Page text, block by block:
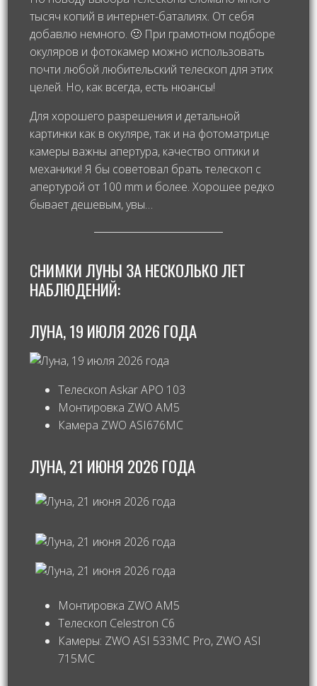
тысяч копий в интернет-баталиях. От себя
добавлю немного. 🙂 При грамотном подборе
окуляров и фотокамер можно использовать
почти любой любительский телескоп для этих
целей. Но, как всегда, есть нюансы!
Для хорошего разрешения и детальной
картинки как в окуляре, так и на фотоматрице
камеры важны апертура, качество оптики и
механики! Я бы советовал брать телескоп с
апертурой от 100 mm и более. Хорошее редко
бывает дешевым, увы…
СНИМКИ ЛУНЫ ЗА НЕСКОЛЬКО ЛЕТ
НАБЛЮДЕНИЙ:
ЛУНА, 19 ИЮЛЯ 2026 ГОДА
Телескоп Askar APO 103
Монтировка ZWO AM5
Камера ZWO ASI676MC
ЛУНА, 21 ИЮНЯ 2026 ГОДА
Монтировка ZWO AM5
Телескоп Celestron С6
Камеры: ZWO ASI 533MC Pro, ZWO ASI
715MC